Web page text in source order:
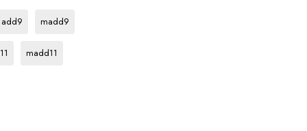
F#
add9
madd9
madd11